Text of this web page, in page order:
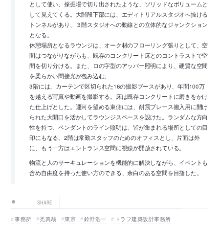
として使い、採掘場で切り出されたような、ソリッドなボリュームと
して見えてくる。大階段下部には、エディトリアルスタジオへ抜ける
トンネルがあり、３階スタジオへの動線との立体的なジャンクション
となる。
休憩場所となるラウンジは、オーク材のフローリング張りとして、空
間はつながりながらも、既存のコンクリート床とのコントラストで空
間を切り分ける。また、ロの字型のアッパー照明により、硬質な空間
を柔らかい間接光が包み込む。
3階には、カーテンで区切られた16の撮影ブースがあり、年間100万
を越える写真や動画を撮影する。床は既存コンクリートに磨きをかけ
た仕上げとした。運河を望める東側には、耐震ブレース搬入用に開け
られた大開口を活かしてラウンジスペースを設けた。ランダムな方向
性を持つ、ペンダントのライン照明は、皆が集まれる場所としての目
印にもなる。2階は常勤スタッフのためのオフィスとし、片面は外
に、もう一方はエントランス空間に視線が開放されている。
物流と人のサーキュレーションを機能的に解決しながら、イベントも
含め自由度を持った使い方のできる、余白のある空間を目指した。
SHARE
事務所 禿真哉 東京 鈴野浩一 トラフ建築設計事務所